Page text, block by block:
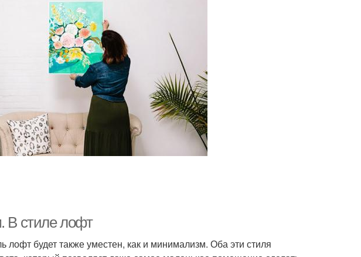
В стиле лофт
лофт будет также уместен, как и минимализм. Оба эти стиля